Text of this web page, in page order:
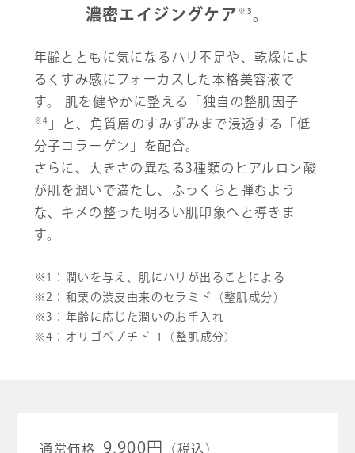
濃密エイジングケア ※3。
年齢とともに気になるハリ不足や、乾燥によ
るくすみ感にフォーカスした本格美容液で
す。 肌を健やかに整える「独自の整肌因子
※4 」と、角質層のすみずみまで浸透する「低
分子コラーゲン」を配合。
さらに、大きさの異なる3種類のヒアルロン酸
が肌を潤いで満たし、ふっくらと弾むよう
な、キメの整った明るい肌印象へと導きま
す。
※1：潤いを与え、肌にハリが出ることによる
※2：和栗の渋皮由来のセラミド（整肌成分）
※3：年齢に応じた潤いのお手入れ
※4：オリゴペプチド-1（整肌成分）
通常価格 9,900円 （税込）